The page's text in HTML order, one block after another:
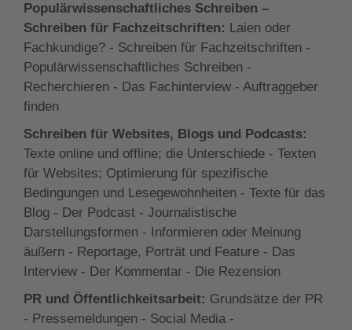
Populärwissenschaftliches Schreiben –
Schreiben für Fachzeitschriften: Laien oder
Fachkundige? - Schreiben für Fachzeitschriften -
Populärwissenschaftliches Schreiben -
Recherchieren - Das Fachinterview - Auftraggeber
finden
Schreiben für Websites, Blogs und Podcasts:
Texte online und offline; die Unterschiede - Texten
für Websites; Optimierung für spezifische
Bedingungen und Lesegewohnheiten - Texte für das
Blog - Der Podcast - Journalistische
Darstellungsformen - Informieren oder Meinung
äußern - Reportage, Porträt und Feature - Das
Interview - Der Kommentar - Die Rezension
PR und Öffentlichkeitsarbeit: Grundsätze der PR
- Pressemeldungen - Social Media -